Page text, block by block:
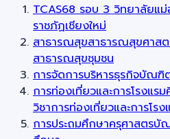
TCAS68 รอบ 3 วิทยาลัยแ
ราชภัฏเชียงใหม่
สาธารณสุขสาธารณสุขศาส
สาธารณสุขชุมชน
การจัดการบริหารธุรกิจบัณฑิ
การท่องเที่ยวและการโรงแ
วิชาการท่องเที่ยวและการโรง
การประถมศึกษาครุศาสตรบั